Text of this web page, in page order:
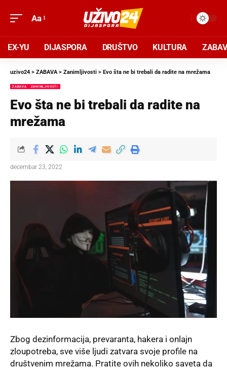
Aa
EX-YU DIJASPORA DRUŠTVO KULTURA
uzivo24 > ZABAVA> Zanimljivosti > Evo šta ne bi trebali da radite na mrežama
ZABAVA ZANIMLJIVOSTI
Evo šta ne bi trebali da radite na
mrežama
decembar 23, 2022
Zbog dezinformacija, prevaranta, hakera i onlajn
zloupotreba, sve više ljudi zatvara svoje profile na
društvenim mrežama. Pratite ovih nekoliko saveta da